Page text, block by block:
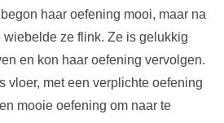
haar oefening mooi, maar na
wiebelde ze flink. Ze is gelukkig
en kon haar oefening vervolgen.
vloer, met een verplichte oefening
mooie oefening om naar te